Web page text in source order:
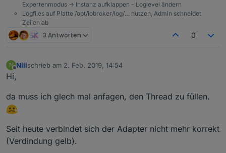
Expertenmodus -> Instanz aufklappen - Loglevel ändern
Logfiles auf Platte /opt/iobroker/log/… nutzen, Admin schneidet
Zeilen ab
3 Antworten 0
N Nilischrieb am 2. Feb. 2019, 14:54
zuletzt editiert von
Hi,
da muss ich glech mal anfagen, den Thread zu füllen.
Seit heute verbindet sich der Adapter nicht mehr korrekt
(Verdindung gelb).